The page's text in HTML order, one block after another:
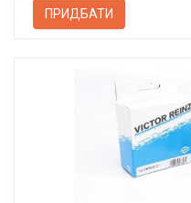
ПРИДБАТИ